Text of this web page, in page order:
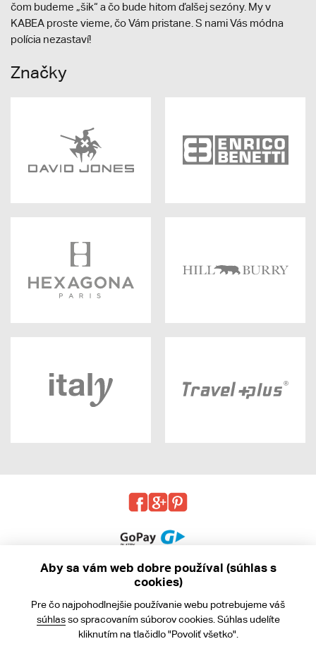
čom budeme „šik“ a čo bude hitom ďalšej sezóny. My v
KABEA proste vieme, čo Vám pristane. S nami Vás módna
polícia nezastaví!
Značky
Obchodné podmienky
Ochrana osobných údajov
Aby sa vám web dobre používal (súhlas s
cookies)
Pre čo najpohodlnejšie používanie webu potrebujeme váš
súhlasso spracovaním súborov cookies. Súhlas udelíte
kliknutím na tlačidlo "Povoliť všetko".